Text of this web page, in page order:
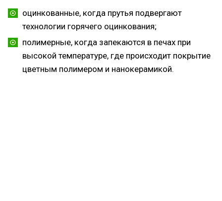
оцинкованные, когда прутья подвергают
технологии горячего оцинкования;
полимерные, когда запекаются в печах при
высокой температуре, где происходит покрытие
цветным полимером и нанокерамикой.